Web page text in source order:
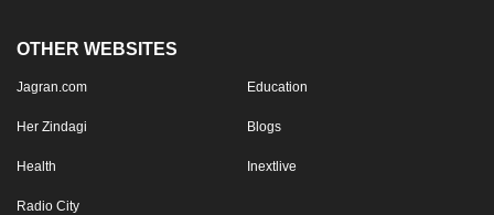
OTHER WEBSITES
Jagran.com Education
Her Zindagi Blogs
Health Inextlive
Radio City